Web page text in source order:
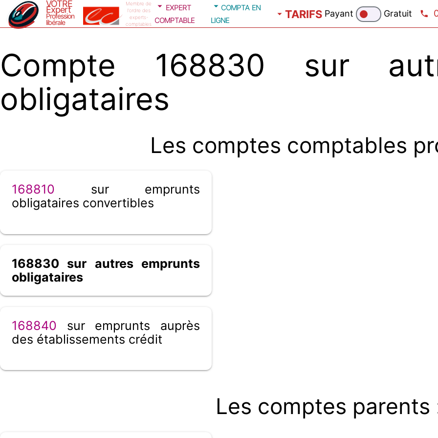
VOTRE
Expert
Profession
libérale
Membre de
l'ordre des
experts-
comptables
expert
comptable
compta en
ligne
TARIFS Payant Gratuit
Compte 168830 sur
obligataires
Les comptes comptables
168810 sur emprunts
obligataires convertibles
168830 sur autres emprunts
obligataires
168840 sur emprunts auprès
des établissements crédit
Les comptes parents